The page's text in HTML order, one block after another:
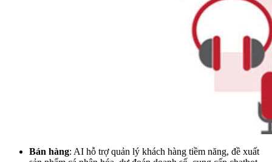
Bán hàng: AI hỗ trợ quản lý khách hàng tiềm năng, đề xuất